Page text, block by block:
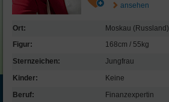
ansehen
Ort:
Moskau (Russland)
Figur:
168cm / 55kg
Sternzeichen:
Jungfrau
Kinder:
Keine
Beruf:
Finanz­expertin